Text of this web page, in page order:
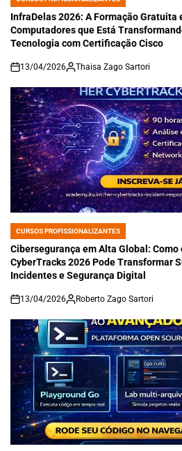
POSTED
IN
InfraDelas 2026: A Formação Gratuita
Computadores que Está
Tecnologia com Certificação Cisco
on
13/04/2026 Thaisa Zago Sartori
POSTED
IN
CURSOS PROFISSIONALIZANTES
Cibersegurança em Alta Global:
CyberTracks 2026 Pode Transformar
Incidentes e Segurança Digital
on
13/04/2026 Roberto Zago Sartori